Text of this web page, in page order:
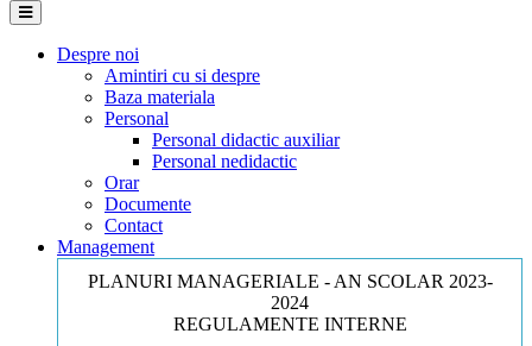
Despre noi
Amintiri cu si despre
Baza materiala
Personal
Personal didactic auxiliar
Personal nedidactic
Orar
Documente
Contact
Management
PLANURI MANAGERIALE - AN SCOLAR 2023-
2024
REGULAMENTE INTERNE